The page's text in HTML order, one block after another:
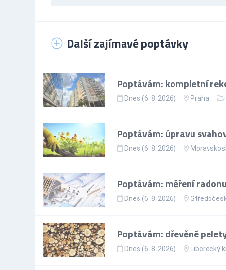
Další zajímavé poptávky
Poptávám: kompletní
Dnes (6. 8. 2026) Praha
Poptávám: úpravu
Dnes (6. 8. 2026)
Poptávám: měření
Dnes (6. 8. 2026)
Poptávám: dřevěné
Dnes (6. 8. 2026) Liberecký